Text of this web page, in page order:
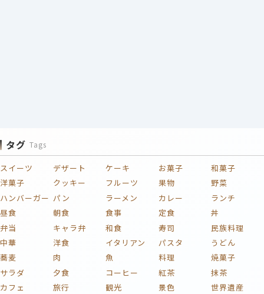
タグ Tags
スイーツ デザート ケーキ お菓子
和菓子
洋菓子
クッキー フルーツ 果物
野菜
ハンバーガー パン ラーメン カレー
ランチ
昼食
朝食 食事 定食
丼
弁当
キャラ弁 和食 寿司
民族料理
中華
洋食 イタリアン パスタ
うどん
蕎麦
肉 魚 料理
焼菓子
サラダ
夕食 コーヒー 紅茶
抹茶
カフェ
旅行 観光 景色
世界遺産